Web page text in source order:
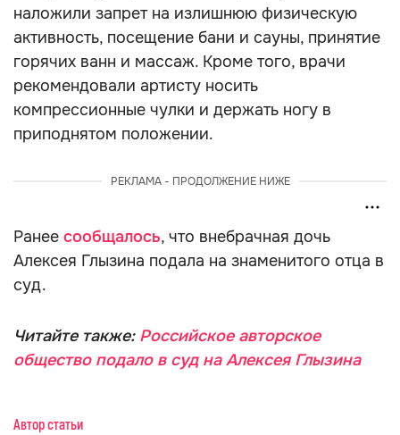
наложили запрет на излишнюю физическую
активность, посещение бани и сауны, принятие
горячих ванн и массаж. Кроме того, врачи
рекомендовали артисту носить
компрессионные чулки и держать ногу в
приподнятом положении.
РЕКЛАМА - ПРОДОЛЖЕНИЕ НИЖЕ
Ранее сообщалось, что внебрачная дочь
Алексея Глызина подала на знаменитого отца в
суд.
Читайте также: Российское авторское
общество подало в суд на Алексея Глызина
Автор статьи